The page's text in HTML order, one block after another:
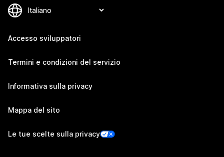
Accesso sviluppatori
Termini e condizioni del servizio
Informativa sulla privacy
Mappa del sito
Le tue scelte sulla privacy